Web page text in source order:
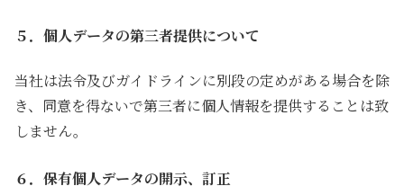
５．個人データの第三者提供について
当社は法令及びガイドラインに別段の定めがある場合を除
き、同意を得ないで第三者に個人情報を提供することは致
しません。
６．保有個人データの開示、訂正